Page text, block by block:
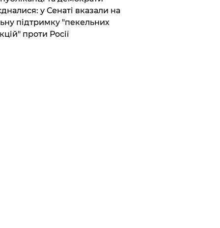
у Сенаті вказали на
підтримку "пекельних
проти Росії